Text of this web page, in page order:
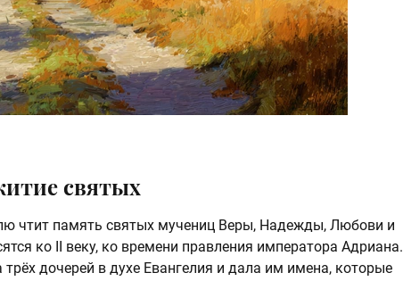
святых
чтит память святых мучениц Веры, Надежды, Любови и
ко II веку, ко времени правления императора Адриана.
дочерей в духе Евангелия и дала им имена, которые